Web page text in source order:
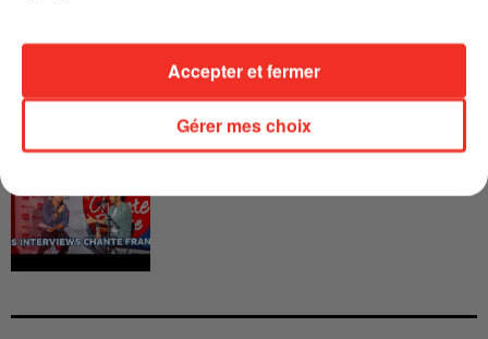
Gérer mes choix
Accepter et fermer